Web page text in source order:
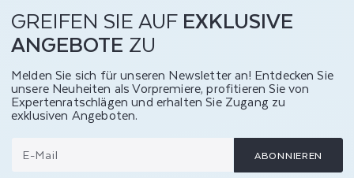
GREIFEN SIE AUFEXKLUSIVE
ANGEBOTE ZU
Melden Sie sich für unseren Newsletter an! Entdecken Sie
unsere Neuheiten als Vorpremiere, profitieren Sie von
Expertenratschlägen und erhalten Sie Zugang zu
exklusiven Angeboten.
E-Mail ABONNIEREN